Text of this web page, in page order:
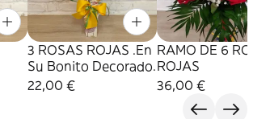
3 ROSAS ROJAS .En
Su Bonito Decorado.
22,00 €
RAMO DE 6 ROSAS
ROJAS
36,00 €